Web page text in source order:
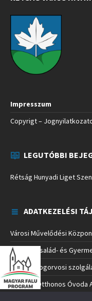
Impresszum
Copyrigt –
LEGUTÓBBI
Rétság Hunyadi Liget
ADATKEZELÉSI
Városi Művelődési
Rétsági Család- és
Rétsági Fogorvosi
Napközi Otthonos